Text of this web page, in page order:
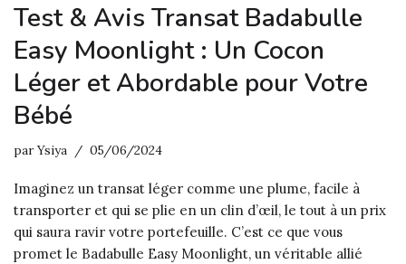
Test & Avis Transat Badabulle
Easy Moonlight : Un Cocon
Léger et Abordable pour Votre
Bébé
parYsiya 05/06/2024
Imaginez un transat léger comme une plume, facile à
transporter et qui se plie en un clin d’œil, le tout à un prix
qui saura ravir votre portefeuille. C’est ce que vous
promet le Badabulle Easy Moonlight, un véritable allié